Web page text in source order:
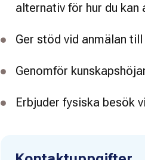
alternativ för hur du kan
Ger stöd vid anmälan till
Genomför
Erbjuder fysiska besök